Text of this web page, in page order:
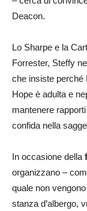
Deacon.
Lo Sharpe e la
Forrester, Steffy
che insiste perché
Hope è adulta e
mantenere
confida nella
In occasione della
organizzano –
quale non
stanza d’albergo,